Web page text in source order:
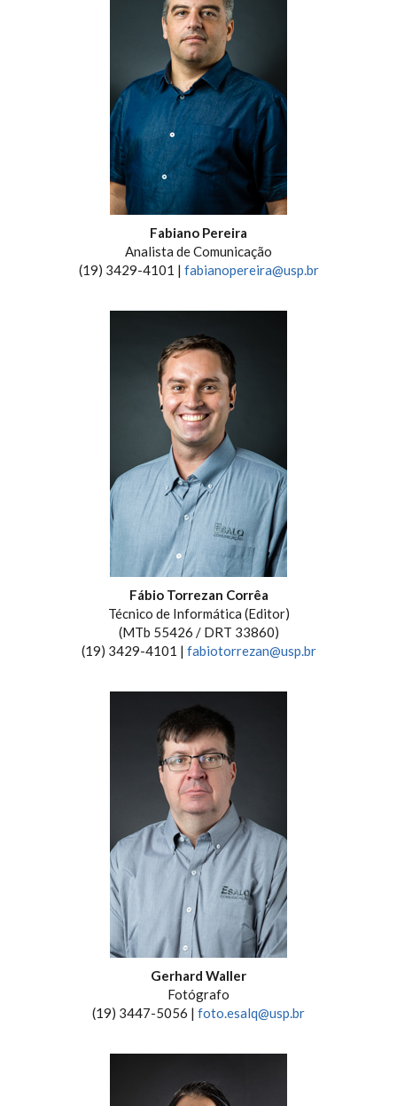
Fabiano Pereira
Analista de Comunicação
(19) 3429-4101 | fabianopereira@usp.br
Fábio Torrezan Corrêa
Técnico de Informática (Editor)
(MTb 55426 / DRT 33860)
(19) 3429-4101 | fabiotorrezan@usp.br
Gerhard Waller
Fotógrafo
(19) 3447-5056 | foto.esalq@usp.br